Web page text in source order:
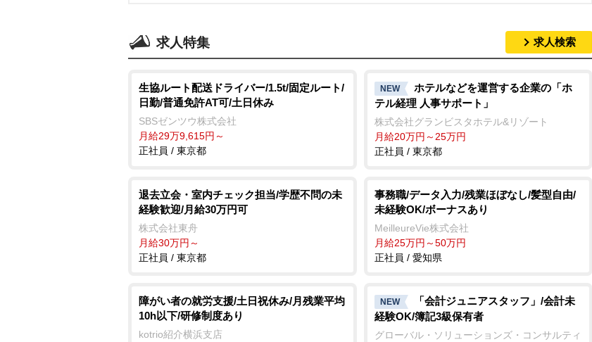
求人特集 求人検索
生協ルート配送ドライバー/1.5t/固定ルート/
日勤/普通免許AT可/土日休み
SBSゼンツウ株式会社
月給29万9,615円～
正社員 / 東京都
NEW
ホテルなどを運営する企業の「ホ
テル経理 人事サポート」
株式会社グランビスタホテル&リゾート
月給20万円～25万円
正社員 / 東京都
退去立会・室内チェック担当/学歴不問の未
経験歓迎/月給30万円可
株式会社東舟
月給30万円～
正社員 / 東京都
事務職/データ入力/残業ほぼなし/髪型自由/
未経験OK/ボーナスあり
MeilleureVie株式会社
月給25万円～50万円
正社員 / 愛知県
障がい者の就労支援/土日祝休み/月残業平均
10h以下/研修制度あり
kotrio紹介横浜支店
NEW
「会計ジュニアスタッフ」/会計未
経験OK/簿記3級保有者
グローバル・ソリューションズ・コンサルティ